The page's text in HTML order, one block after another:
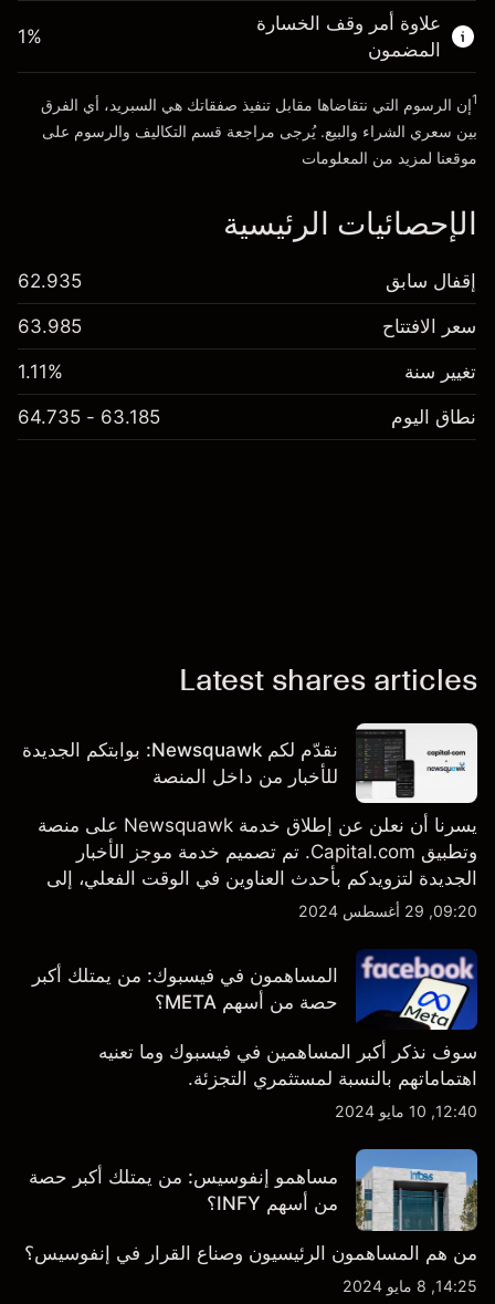
الذهاب إلى المنصة
المال من الرافعة المالية ~
علاوة أمر وقف الخسارة
المضمون
1%
1إن الرسوم التي نتقاضاها مقابل تنفيذ صفقاتك هي السبريد، أي الفرق
بين سعري الشراء والبيع. يُرجى مراجعة قسم التكاليف والرسوم على
موقعنا لمزيد من المعلومات
الإحصائيات الرئيسية
إقفال سابق 62.935
سعر الافتتاح 63.985
تغيير سنة 1.11%
نطاق اليوم 63.185 - 64.735
Latest shares articles
نقدّم لكم Newsquawk: بوابتكم الجديدة
للأخبار من داخل المنصة
يسرنا أن نعلن عن إطلاق خدمة Newsquawk على منصة
وتطبيق Capital.com. تم تصميم خدمة موجز الأخبار
الجديدة لتزويدكم بأحدث العناوين في الوقت الفعلي، إلى
جانب قصص إخبارية مخصصة وتقارير تحليلية متعمقة - وكل
بالضبط.
09:20, 29 أغسطس 2024
المساهمون في فيسبوك: من يمتلك أكبر
حصة من أسهم META؟
سوف نذكر أكبر المساهمين في فيسبوك وما تعنيه
اهتماماتهم بالنسبة لمستثمري التجزئة.
12:40, 10 مايو 2024
مساهمو إنفوسيس: من يمتلك أكبر حصة
من أسهم INFY؟
من هم المساهمون الرئيسيون وصناع القرار في إنفوسيس؟
14:25, 8 مايو 2024